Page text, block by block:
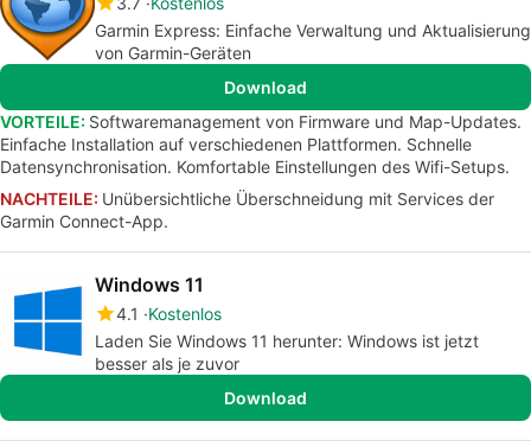
Garmin Express: Einfache Verwaltung und Aktualisierung
von Garmin-Geräten
Download
VORTEILE: Softwaremanagement von Firmware und Map-Updates.
Einfache Installation auf verschiedenen Plattformen. Schnelle
Datensynchronisation. Komfortable Einstellungen des Wifi-Setups.
NACHTEILE: Unübersichtliche Überschneidung mit Services der
Garmin Connect-App.
Windows 11
4.1
Kostenlos
Laden Sie Windows 11 herunter: Windows ist jetzt
besser als je zuvor
Download